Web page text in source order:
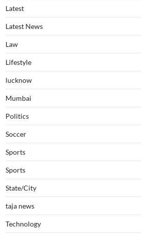
Latest
Latest News
Law
Lifestyle
lucknow
Mumbai
Politics
Soccer
Sports
Sports
State/City
taja news
Technology